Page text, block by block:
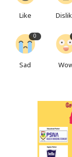
Like
0
Sad